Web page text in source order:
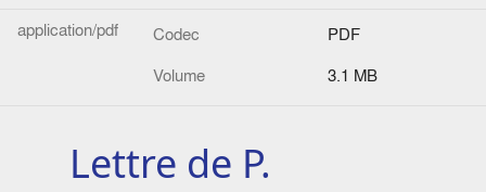
application/pdf
Codec
PDF
Volume
3.1 MB
Lettre de P.